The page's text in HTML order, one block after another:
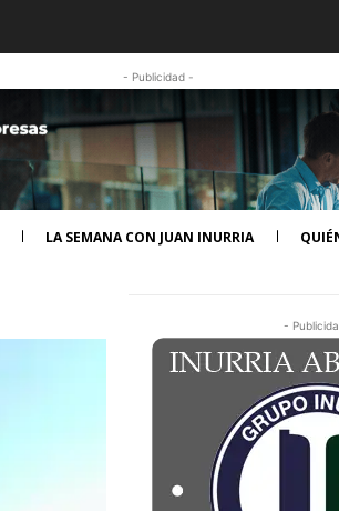
- Publicidad -
LA SEMANA CON JUAN INURRIA
-